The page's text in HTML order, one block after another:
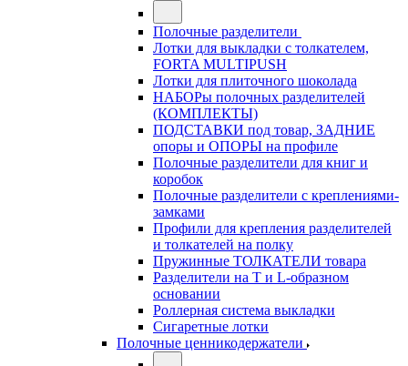
Полочные разделители
Лотки для выкладки с толкателем,
FORTA MULTIPUSH
Лотки для плиточного шоколада
НАБОРы полочных разделителей
(КОМПЛЕКТЫ)
ПОДСТАВКИ под товар, ЗАДНИЕ
опоры и ОПОРЫ на профиле
Полочные разделители для книг и
коробок
Полочные разделители с креплениями-
замками
Профили для крепления разделителей
и толкателей на полку
Пружинные ТОЛКАТЕЛИ товара
Разделители на Т и L-образном
основании
Роллерная система выкладки
Сигаретные лотки
Полочные ценникодержатели